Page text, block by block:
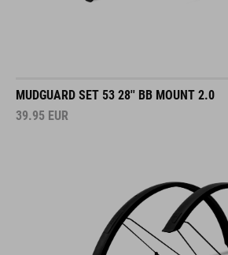
MUDGUARD SET 53 28'' BB MOUNT 2.0
39.95 EUR